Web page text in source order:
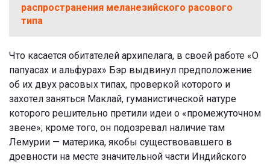
распространения меланезийского расового
типа
Что касается обитателей архипелага, в своей работе «О
папуасах и альфурах» Бэр выдвинул предположение
об их двух расовых типах, проверкой которого и
захотел заняться Маклай, гуманистической натуре
которого решительно претили идеи о «промежуточном
звене»; кроме того, он подозревал наличие там
Лемурии — материка, якобы существовавшего в
древности на месте значительной части Индийского